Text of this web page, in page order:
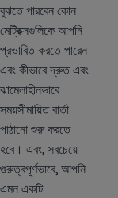
বুঝতে পারবেন কোন
মেট্রিক্সগুলিকে আপনি
প্রভাবিত করতে পারেন
এবং কীভাবে দ্রুত এবং
ঝামেলাহীনভাবে
সময়সীমায়িত বার্তা
পাঠানো শুরু করতে
হবে। এবং, সবচেয়ে
গুরুত্বপূর্ণভাবে, আপনি
এমন একটি